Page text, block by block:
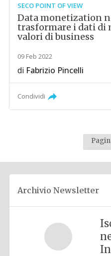
SECO POINT OF VIEW
Data monetization
trasformare i dati di
valori di business
09 Feb 2022
di Fabrizio Pincelli
Condividi
Archivio Newsletter